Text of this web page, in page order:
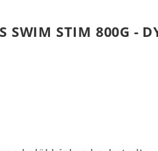
SWIM STIM 800G -